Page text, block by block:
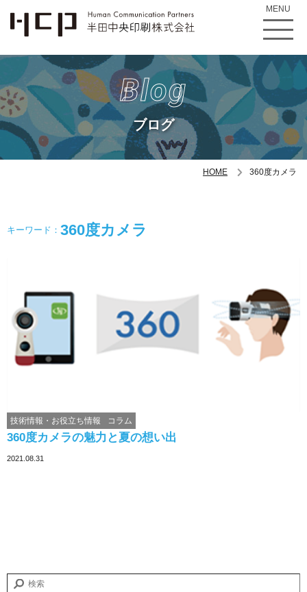
MENU
Blog
ブログ
HOME 360度カメラ
キーワード： 360度カメラ
360度カメラの魅力と夏の想い出
技術情報・お役立ち情報 コラム
2021.08.31